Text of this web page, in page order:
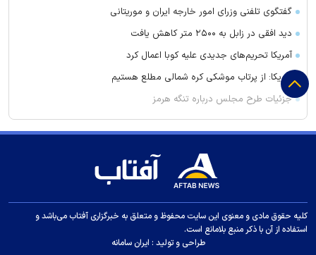
گفتگوی تلفنی وزرای امور خارجه ایران و موریتانی
دید افقی در زابل به ۲۵۰۰ متر کاهش یافت
آمریکا تحریم‌های جدیدی علیه کوبا اعمال کرد
آمریکا: از پرتاب موشکی کره شمالی مطلع هستیم
جزئیات طرح مجلس درباره تنگه هرمز
کویت دستور تعطیلی تنها مدرسه ایرانی را صادر کرد
زنوزق؛ نگین پلکانی آذربایجان
جدیدترین فیلم مانی حقیقی در جشنواره نیویورک
کلاهبرداری و پولشویی در قالب شرکت مهاجرتی به کانادا
این درد‌ها را در سنین رشد کودکان جدی بگیرید
سرپرست سابق استقلال مربی پیکان شد
کلیه حقوق مادی و معنوی این سایت محفوظ و متعلق به خبرگزاری آفتاب می‌باشد و
استفاده از آن با ذکر منبع بلامانع است.
طراحی و تولید : ایران سامانه